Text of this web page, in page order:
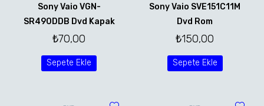
Sony Vaio VGN-
SR490DDB Dvd Kapak
₺70,00
Sepete Ekle
Sony Vaio SVE151C11M
Dvd Rom
₺150,00
Sepete Ekle